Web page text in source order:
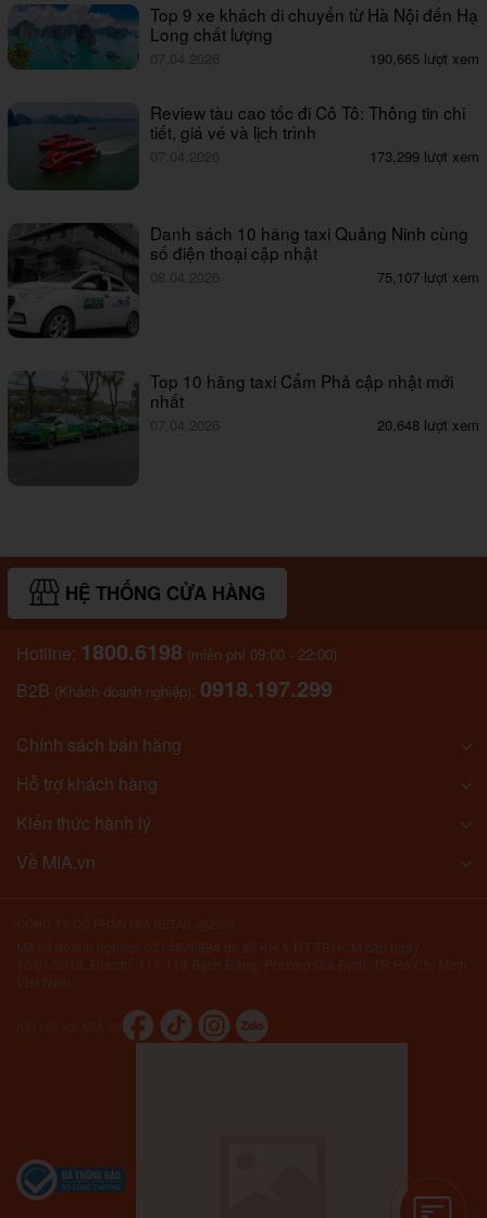
Top 9 xe khách di chuyển từ Hà Nội đến Hạ
Long chất lượng
07.04.2026 190,665 lượt xem
Review tàu cao tốc đi Cô Tô: Thông tin chi
tiết, giá vé và lịch trình
07.04.2026 173,299 lượt xem
Danh sách 10 hãng taxi Quảng Ninh cùng
số điện thoại cập nhật
08.04.2026 75,107 lượt xem
Top 10 hãng taxi Cẩm Phả cập nhật mới
nhất
07.04.2026 20,648 lượt xem
HỆ THỐNG CỬA HÀNG
Hotline: 1800.6198 (miễn phí 09:00 - 22:00)
B2B (Khách doanh nghiệp): 0918.197.299
Chính sách bán hàng
Hỗ trợ khách hàng
Kiến thức hành lý
Về MIA.vn